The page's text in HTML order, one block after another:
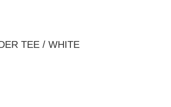
TEE / WHITE